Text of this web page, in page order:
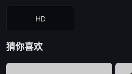
HD
猜你喜欢